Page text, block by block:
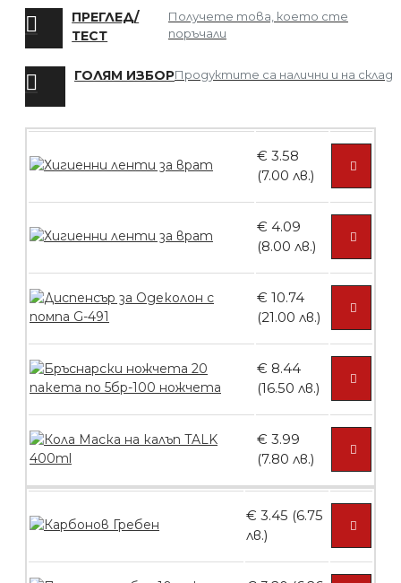
Четка за боядисване
БЕЗПЛАТНО
Контейнери за сваляне на гел лак 10
БЕЗПЛАТНО
Контейнери за сваляне на гел лак 5
броя
БЕЗПЛАТНО
ПРЕГЛЕД/
ТЕСТ
Получете това, което сте
поръчали
ГОЛЯМ ИЗБОРПродуктите са налични и на склад
€ 3.58
(7.00 лв.)
€ 4.09
(8.00 лв.)
€ 10.74
(21.00 лв.)
€ 8.44
(16.50 лв.)
€ 3.99
(7.80 лв.)
€ 3.45 (6.75
лв.)